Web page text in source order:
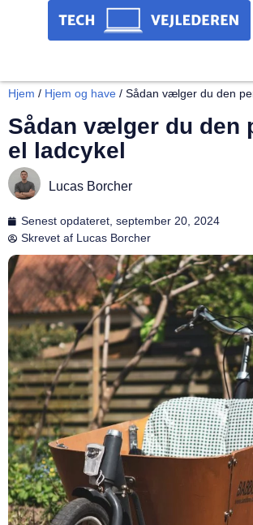
Hjem / Hjem og have / Sådan vælger du den
Sådan vælger du den
el ladcykel
Lucas Borcher
Senest opdateret, september 20, 2024
Skrevet af Lucas Borcher